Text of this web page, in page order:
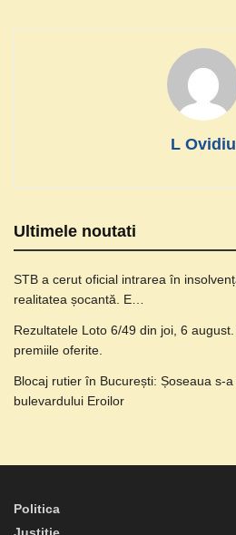
L Ovidiu
Ultimele noutati
STB a cerut oficial intrarea în
realitatea șocantă. E…
Rezultatele Loto 6/49 din joi, 6
premiile oferite.
Blocaj rutier în București: Șoseaua s-
bulevardului Eroilor
Politica
Justitie